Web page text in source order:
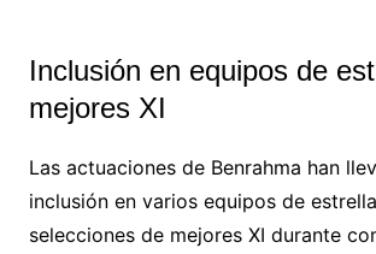
Inclusión en equipos de
mejores XI
Las actuaciones de Benrahma han
inclusión en varios equipos de
selecciones de mejores XI durante